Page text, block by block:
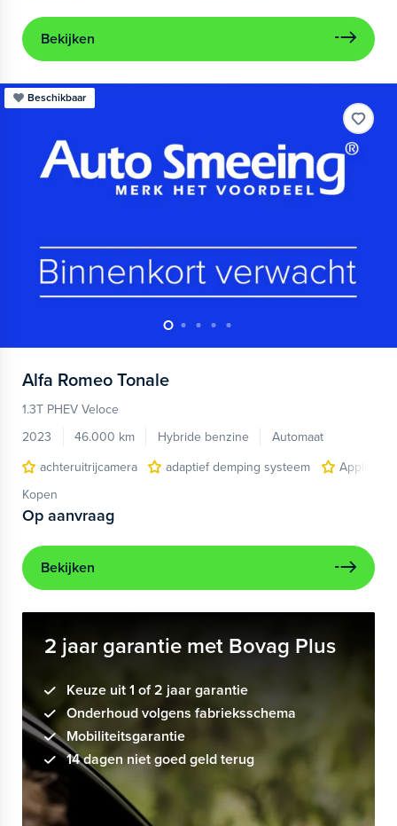
Bekijken
Beschikbaar
Alfa Romeo Tonale
1.3T PHEV Veloce
2023
46.000 km Hybride benzine
Automaat
achteruitrijcamera
adaptief demping systeem
Apple
Kopen
Op aanvraag
Bekijken
2 jaar garantie met Bovag Plus
Keuze uit 1 of 2 jaar garantie
Onderhoud volgens fabrieksschema
Mobiliteitsgarantie
14 dagen niet goed geld terug